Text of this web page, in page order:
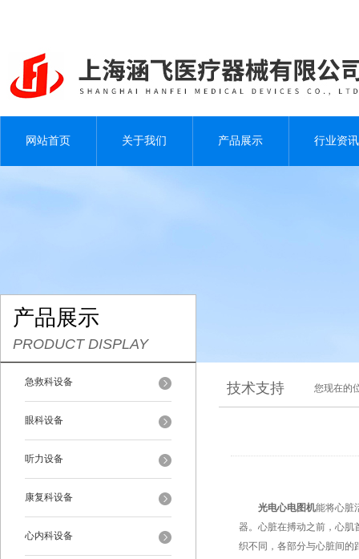
网站首页 关于我们 产品展示 行业资讯
产品展示
PRODUCT DISPLAY
急救科设备
眼科设备
听力设备
康复科设备
心内科设备
技术支持 您现在的
光电心电图机能将心脏
器。心脏在搏动之前，心肌
织不同，各部分与心脏间的